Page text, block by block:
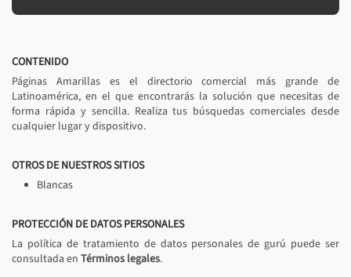
CONTENIDO
Páginas Amarillas es el directorio comercial más grande de
Latinoamérica, en el que encontrarás la solución que necesitas de
forma rápida y sencilla. Realiza tus búsquedas comerciales desde
cualquier lugar y dispositivo.
OTROS DE NUESTROS SITIOS
Blancas
PROTECCIÓN DE DATOS PERSONALES
La política de tratamiento de datos personales de gurú puede ser
consultada en Términos legales.